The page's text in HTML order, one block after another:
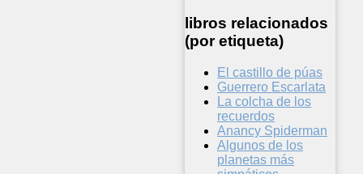
libros relacionados
(por etiqueta)
El castillo de púas
Guerrero Escarlata
La colcha de los
recuerdos
Anancy Spiderman
Algunos de los
planetas más